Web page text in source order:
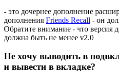
- это дочернее дополнение
дополнения Friends Recall - он
Обратите внимание - что версия
должна быть не менее v2.0
Не хочу выводить в
и вывести в вкладке?